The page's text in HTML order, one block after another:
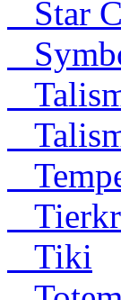
Star
Tiki